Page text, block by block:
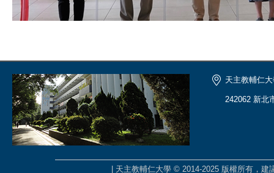
天主教輔仁
242062 新北
| 天主教輔仁大學 © 2014-2025 版權所有，